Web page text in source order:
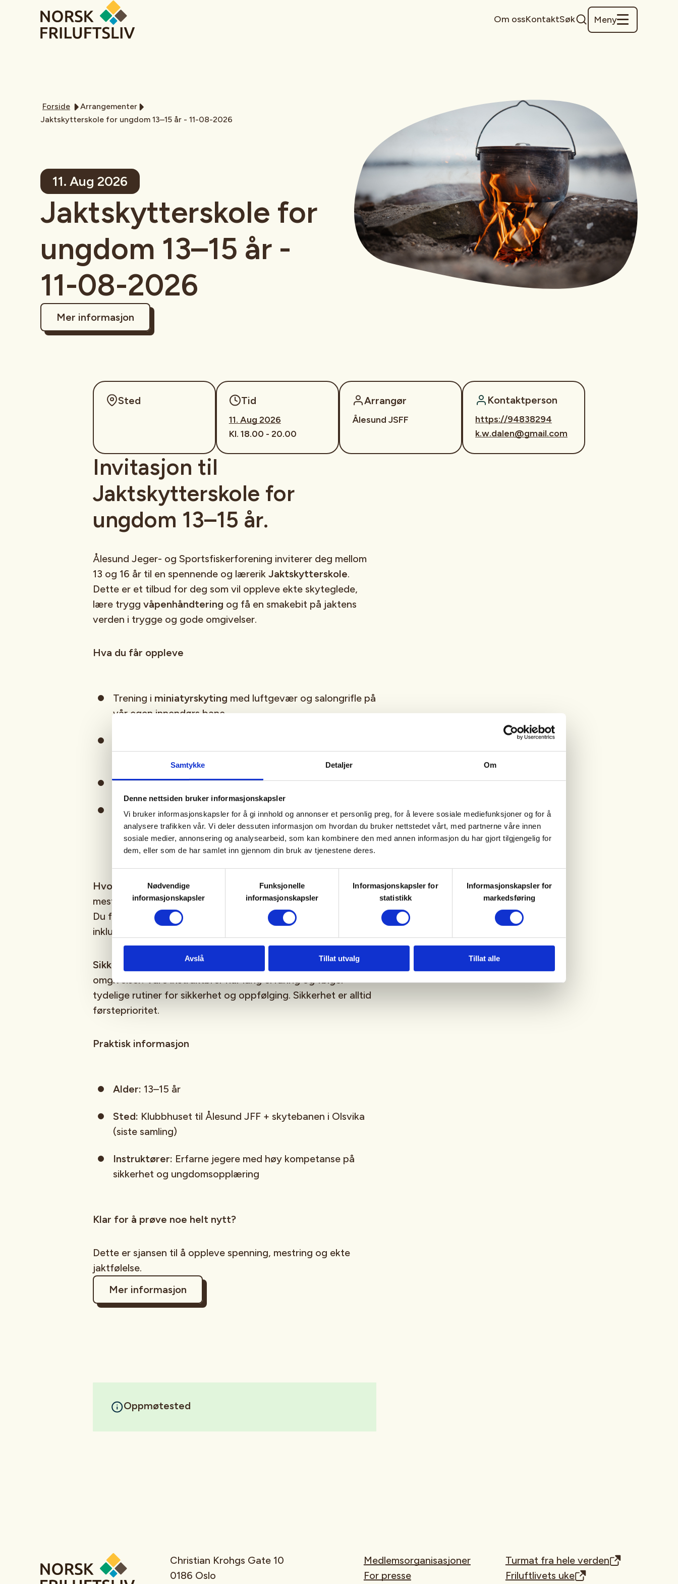
Samtykke Detaljer Om
Denne nettsiden bruker informasjonskapsler
Vi bruker informasjonskapsler for å gi innhold og annonser et personlig preg, for å levere sosiale mediefunksjoner og for å
analysere trafikken vår. Vi deler dessuten informasjon om hvordan du bruker nettstedet vårt, med partnerne våre innen
sosiale medier, annonsering og analysearbeid, som kan kombinere den med annen informasjon du har gjort tilgjengelig for
dem, eller som de har samlet inn gjennom din bruk av tjenestene deres.
Nødvendige
informasjonskapsler
Funksjonelle
informasjonskapsler
Informasjonskapsler for
statistikk
Informasjonskapsler for
markedsføring
Avslå Tillat utvalg Tillat alle
Om ossKontaktSøk Meny
Forside
Arrangementer
Jaktskytterskole for ungdom 13–15 år - 11-08-2026
11. Aug 2026
Jaktskytterskole for
ungdom 13–15 år -
11-08-2026
Mer informasjon
Sted Tid
11. Aug 2026
Kl. 18.00 - 20.00
Arrangør
Ålesund JSFF
Kontaktperson
https://94838294
k.w.dalen@gmail.com
Invitasjon til
Jaktskytterskole for
ungdom 13–15 år.
Ålesund Jeger- og Sportsfiskerforening inviterer deg mellom
13 og 16 år til en spennende og lærerik Jaktskytterskole.
Dette er et tilbud for deg som vil oppleve ekte skyteglede,
lære trygg våpenhåndtering og få en smakebit på jaktens
verden i trygge og gode omgivelser.
Hva du får oppleve
Trening i miniatyrskyting med luftgevær og salongrifle på
vår egen innendørs bane
innen sikkerhet og ungdomsopplæring
Øvelser som bygger fokus, presisjon og trygghet
Avsluttende samling på skytebanen i Olsvika der du får
prøvejaktammunisjon brukt til storviltjakt på hjort og elg
– en kraftfull og uforglemmelig opplevelse
Hvorfor delta: Dette er en unik mulighet til å lære noe nytt,
mestre noe spennende og oppleve ekte skyting i et trygt miljø.
Du får utvikle ferdigheter, bygge selvtillit og være en del av et
inkluderende fellesskap.
Sikkerhet først
: All aktivitet foregår i trygge og kontrollerte
omgivelser. Våre instruktører har lang erfaring og følger
tydelige rutiner for sikkerhet og oppfølging. Sikkerhet er alltid
førsteprioritet.
Praktisk informasjon
Alder: 13–15 år
Sted: Klubbhuset til Ålesund JFF + skytebanen i Olsvika
(siste samling)
Instruktører: Erfarne jegere med høy kompetanse på
sikkerhet og ungdomsopplæring
Klar for å prøve noe helt nytt?
Dette er sjansen til å oppleve spenning, mestring og ekte
jaktfølelse.
Mer informasjon
Oppmøtested
Christian Krohgs Gate 10
0186 Oslo
Medlemsorganisasjoner
For presse
Turmat fra hele verden
Friluftlivets uke